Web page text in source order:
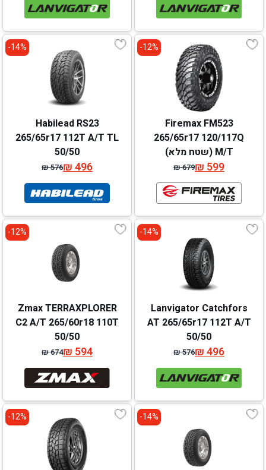
המקורי
היה:
₪ 569.
הנוכחי
הוא:
₪ 489.
המקורי
היה:
₪ 666.
הנוכחי
הוא:
₪ 586.
12%-
Firemax FM523
265/65r17 120/117Q
M/T (שטח מלא)
₪679
המחיר
המקורי
היה:
₪ 679.
₪599 המחיר
הנוכחי
הוא:
₪ 599.
14%-
Habilead RS23
265/65r17 112T A/T TL
50/50
₪576
המחיר
המקורי
היה:
₪ 576.
₪496 המחיר
הנוכחי
הוא:
₪ 496.
14%-
Lanvigator Catchfors
AT 265/65r17 112T A/T
50/50
₪576
המחיר
המקורי
היה:
₪ 576.
₪496 המחיר
הנוכחי
הוא:
₪ 496.
12%-
Zmax TERRAXPLORER
C2 A/T 265/60r18 110T
50/50
₪674
המחיר
המקורי
היה:
₪ 674.
₪594 המחיר
הנוכחי
הוא:
₪ 594.
14%-
12%-